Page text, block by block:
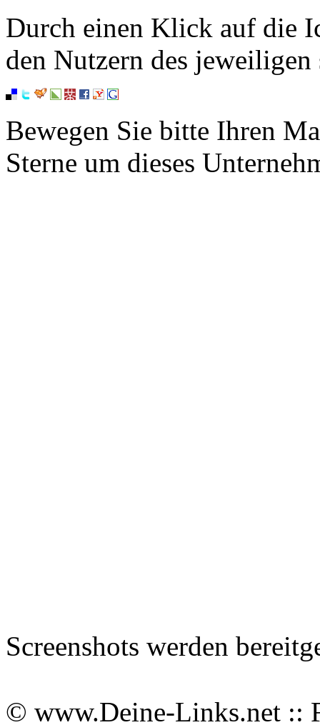
Durch einen Klick auf die
den Nutzern des
Bewegen Sie bitte Ihren
Sterne um dieses
Screenshots werden
© www.Deine-Links.net ::